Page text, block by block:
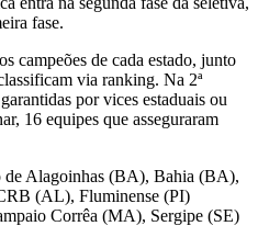
fase.
campeões de cada estado, junto
via ranking. Na 2ª
por vices estaduais ou
16 equipes que asseguraram
Alagoinhas (BA), Bahia (BA),
(AL), Fluminense (PI)
Corrêa (MA), Sergipe (SE)